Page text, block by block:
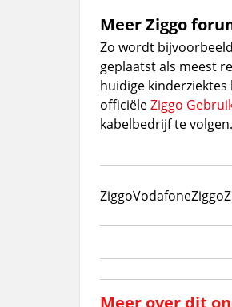
Meer Ziggo
Zo wordt
geplaatst als meest
huidige
officiëleZiggo
kabelbedrijf te volgen.
ZiggoVodafoneZiggo